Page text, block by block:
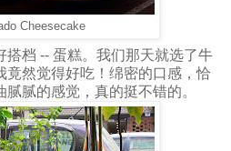
Cheesecake
搭档 -- 蛋糕。我们那天就选了牛
竟然觉得好吃！绵密的口感，恰
腻的感觉，真的挺不错的。